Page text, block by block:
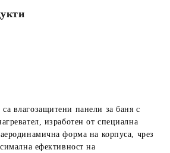
влагозащитени панели за баня с
изработен от специална
форма на корпуса, чрез
ефективност на